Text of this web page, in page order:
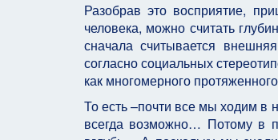
Разобрав это восприятие,
человека, можно считать
сначала считывается
согласно социальных
как многомерного
То есть –почти все мы ходим в
всегда возможно… Потому в